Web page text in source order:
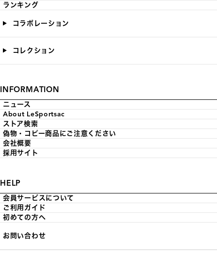
ランキング
コラボレーション
コレクション
INFORMATION
ニュース
About LeSportsac
ストア検索
偽物・コピー商品にご注意ください
会社概要
採用サイト
HELP
会員サービスについて
ご利用ガイド
初めての方へ
お問い合わせ